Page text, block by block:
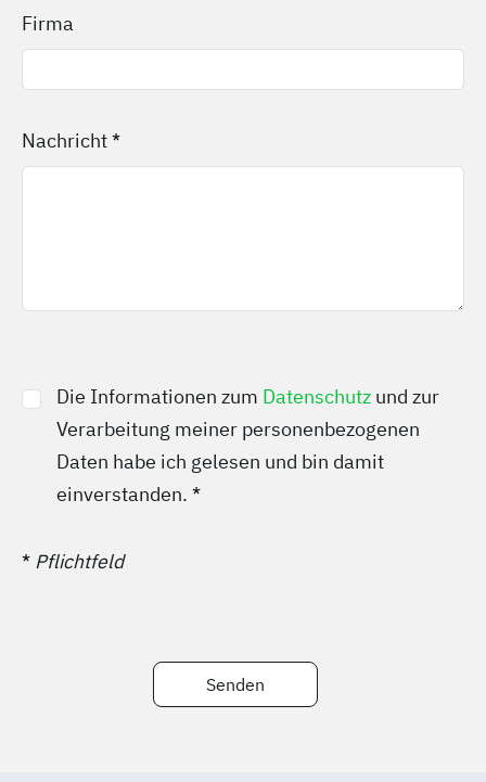
Firma
Nachricht*
Die Informationen zum Datenschutz und zur
Verarbeitung meiner personenbezogenen
Daten habe ich gelesen und bin damit
einverstanden. *
* Pflichtfeld
Senden